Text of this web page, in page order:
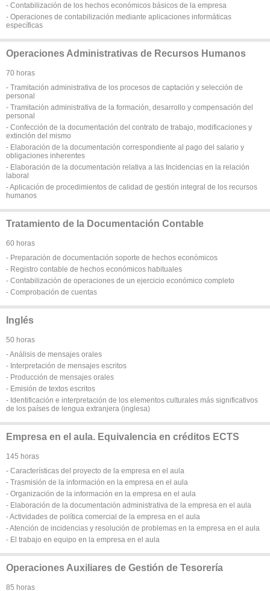
- Contabilización de los hechos económicos básicos de la empresa
- Operaciones de contabilización mediante aplicaciones informáticas
específicas
Operaciones Administrativas de Recursos Humanos
70 horas
- Tramitación administrativa de los procesos de captación y selección de
personal
- Tramitación administrativa de la formación, desarrollo y compensación del
personal
- Confección de la documentación del contrato de trabajo, modificaciones y
extinción del mismo
- Elaboración de la documentación correspondiente al pago del salario y
obligaciones inherentes
- Elaboración de la documentación relativa a las Incidencias en la relación
laboral
- Aplicación de procedimientos de calidad de gestión integral de los recursos
humanos
Tratamiento de la Documentación Contable
60 horas
- Preparación de documentación soporte de hechos económicos
- Registro contable de hechos económicos habituales
- Contabilización de operaciones de un ejercicio económico completo
- Comprobación de cuentas
Inglés
50 horas
- Análisis de mensajes orales
- Interpretación de mensajes escritos
- Producción de mensajes orales
- Emisión de textos escritos
- Identificación e interpretación de los elementos culturales más significativos
de los países de lengua extranjera (inglesa)
Empresa en el aula. Equivalencia en créditos ECTS
145 horas
- Características del proyecto de la empresa en el aula
- Trasmisión de la información en la empresa en el aula
- Organización de la información en la empresa en el aula
- Elaboración de la documentación administrativa de la empresa en el aula
- Actividades de política comercial de la empresa en el aula
- Atención de incidencias y resolución de problemas en la empresa en el aula
- El trabajo en equipo en la empresa en el aula
Operaciones Auxiliares de Gestión de Tesorería
85 horas